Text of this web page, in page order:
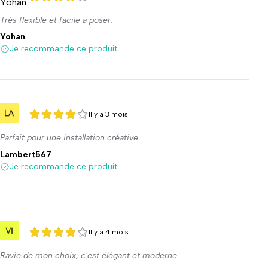
Très flexible et facile a poser.
Yohan
Je recommande ce produit
4 sur 5
4 sur 5
Il y a 3 mois
Parfait pour une installation créative.
Lambert567
Je recommande ce produit
4 sur 5
4 sur 5
Il y a 4 mois
Ravie de mon choix, c'est élégant et moderne.